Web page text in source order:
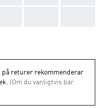
på returer rekommenderar
(Om du vanligtvis bär